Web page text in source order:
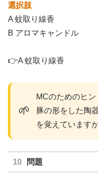
選択肢
A 蚊取り線香
B アロマキャンドル
👉A 蚊取り線香
🌱
MCのためのヒン
豚の形をした陶
を覚えています
問題